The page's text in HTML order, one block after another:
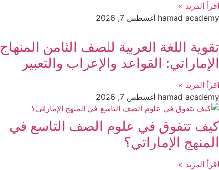
اقرأ المزيد »
hamad academy أغسطس 7, 2026
تقوية اللغة العربية للصف الثامن المنهاج
الإماراتي: القواعد والإعراب والتعبير
اقرأ المزيد »
hamad academy أغسطس 7, 2026
كيف تتفوق في علوم الصف التاسع في
المنهج الإماراتي؟
اقرأ المزيد »